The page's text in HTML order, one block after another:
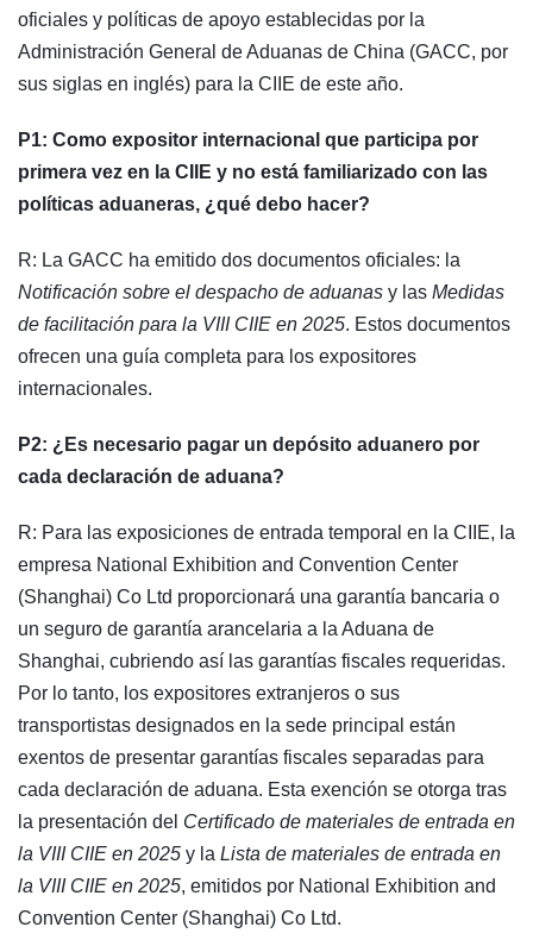
oficiales y políticas de apoyo establecidas por la
Administración General de Aduanas de China (GACC, por
sus siglas en inglés) para la CIIE de este año.
P1: Como expositor internacional que participa por
primera vez en la CIIE y no está familiarizado con las
políticas aduaneras, ¿qué debo hacer?
R: La GACC ha emitido dos documentos oficiales: la
Notificación sobre el despacho de aduanas y las Medidas
de facilitación para la VIII CIIE en 2025. Estos documentos
ofrecen una guía completa para los expositores
internacionales.
P2: ¿Es necesario pagar un depósito aduanero por
cada declaración de aduana?
R: Para las exposiciones de entrada temporal en la CIIE, la
empresa National Exhibition and Convention Center
(Shanghai) Co Ltd proporcionará una garantía bancaria o
un seguro de garantía arancelaria a la Aduana de
Shanghai, cubriendo así las garantías fiscales requeridas.
Por lo tanto, los expositores extranjeros o sus
transportistas designados en la sede principal están
exentos de presentar garantías fiscales separadas para
cada declaración de aduana. Esta exención se otorga tras
la presentación del Certificado de materiales de entrada en
la VIII CIIE en 2025 y la Lista de materiales de entrada en
la VIII CIIE en 2025, emitidos por National Exhibition and
Convention Center (Shanghai) Co Ltd.